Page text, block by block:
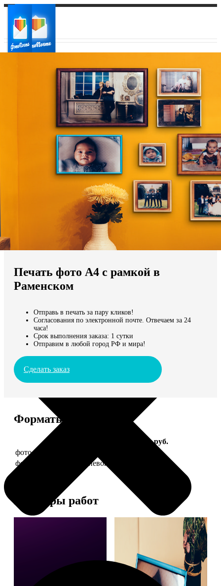
Ваш регион доставки
Выберите из списка:
Мы доставляем по всему миру
Продолжить без города
Печать фото А4 с рамкой в
Раменском
Отправь в печать за пару кликов!
Согласования по электронной почте. Отвечаем за 24
часа!
Срок выполнения заказа: 1 сутки
Отправим в любой город РФ и мира!
Сделать заказ
Форматы и цены
Цена, руб.
фото 20х30 в деревянной рамке
фото 20х30 в алюминиевой рамке
Примеры работ